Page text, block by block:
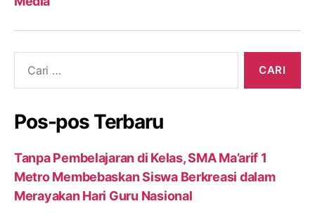
Pos-pos Terbaru
Tanpa Pembelajaran di Kelas, SMA Ma’arif 1
Metro Membebaskan Siswa Berkreasi dalam
Merayakan Hari Guru Nasional